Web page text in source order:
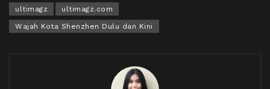
ultimagz ultimagz.com
Wajah Kota Shenzhen Dulu dan Kini